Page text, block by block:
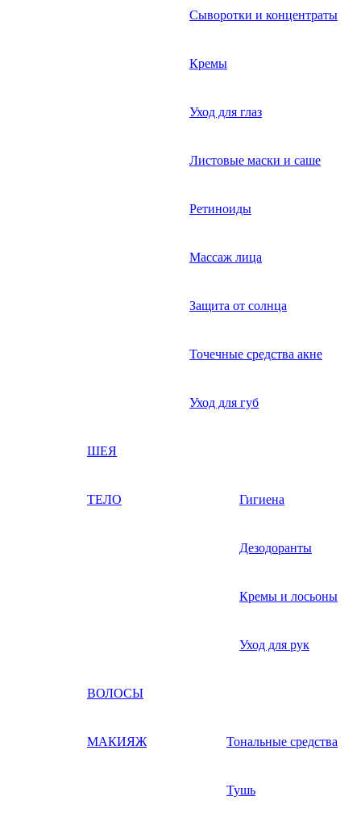
Сыворотки и концентраты
Кремы
Уход для глаз
Листовые маски и саше
Ретиноиды
Массаж лица
Защита от солнца
Точечные средства акне
Уход для губ
ШЕЯ
ТЕЛО Гигиена
Дезодоранты
Кремы и лосьоны
Уход для рук
ВОЛОСЫ
МАКИЯЖ Тональные средства
Тушь